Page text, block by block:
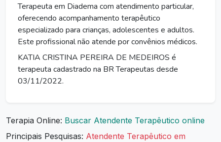
Terapeuta em Diadema com atendimento particular,
oferecendo acompanhamento terapêutico
especializado para crianças, adolescentes e adultos.
Este profissional não atende por convênios médicos.
KATIA CRISTINA PEREIRA DE MEDEIROS é
terapeuta cadastrado na BR Terapeutas desde
03/11/2022.
Terapia Online: Buscar Atendente Terapêutico online
Principais Pesquisas: Atendente Terapêutico em